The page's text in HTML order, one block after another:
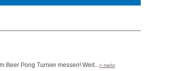
Beer Pong Turnier messen! Weit...> mehr